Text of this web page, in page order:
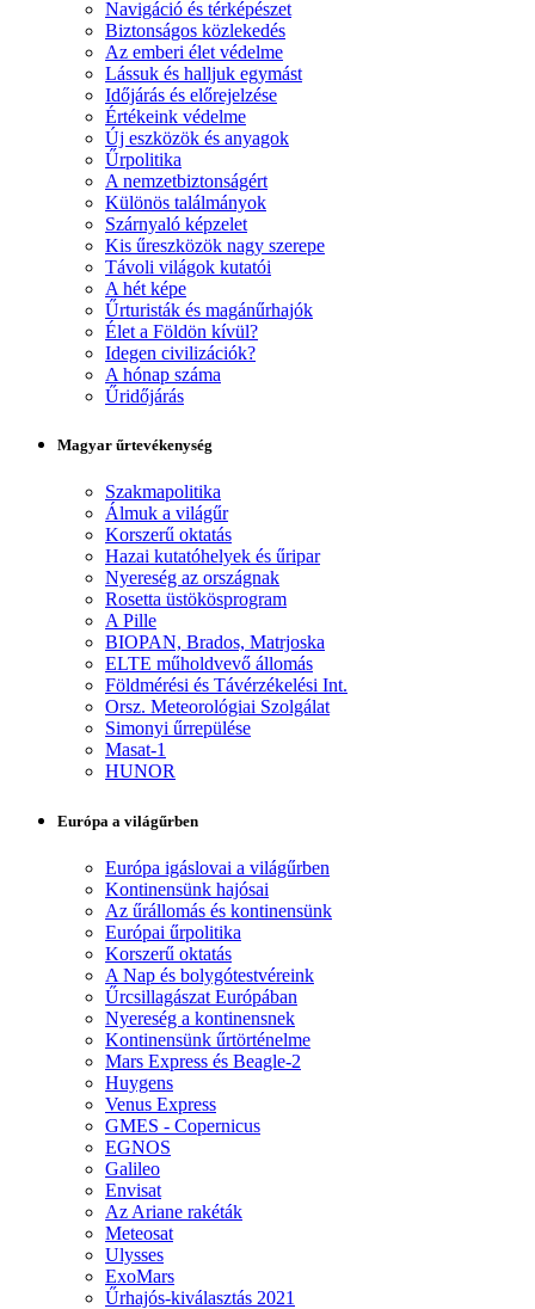
Navigáció és térképészet
Biztonságos közlekedés
Az emberi élet védelme
Lássuk és halljuk egymást
Időjárás és előrejelzése
Értékeink védelme
Új eszközök és anyagok
Űrpolitika
A nemzetbiztonságért
Különös találmányok
Szárnyaló képzelet
Kis űreszközök nagy szerepe
Távoli világok kutatói
A hét képe
Űrturisták és magánűrhajók
Élet a Földön kívül?
Idegen civilizációk?
A hónap száma
Űridőjárás
Magyar űrtevékenység
Szakmapolitika
Álmuk a világűr
Korszerű oktatás
Hazai kutatóhelyek és űripar
Nyereség az országnak
Rosetta üstökösprogram
A Pille
BIOPAN, Brados, Matrjoska
ELTE műholdvevő állomás
Földmérési és Távérzékelési Int.
Orsz. Meteorológiai Szolgálat
Simonyi űrrepülése
Masat-1
HUNOR
Európa a világűrben
Európa igáslovai a világűrben
Kontinensünk hajósai
Az űrállomás és kontinensünk
Európai űrpolitika
Korszerű oktatás
A Nap és bolygótestvéreink
Űrcsillagászat Európában
Nyereség a kontinensnek
Kontinensünk űrtörténelme
Mars Express és Beagle-2
Huygens
Venus Express
GMES - Copernicus
EGNOS
Galileo
Envisat
Az Ariane rakéták
Meteosat
Ulysses
ExoMars
Űrhajós-kiválasztás 2021